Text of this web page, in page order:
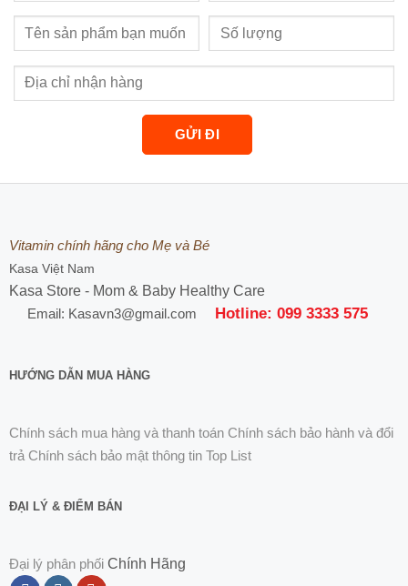
Vitamin chính hãng cho Mẹ và Bé
Kasa Việt Nam
Kasa Store - Mom & Baby Healthy Care
Email: Kasavn3@gmail.com
Hotline: 099 3333 575
HƯỚNG DẪN MUA HÀNG
Chính sách mua hàng và thanh toán Chính sách bảo hành và đổi
trả Chính sách bảo mật thông tin Top List
ĐẠI LÝ & ĐIỂM BÁN
Đại lý phân phốiChính Hãng